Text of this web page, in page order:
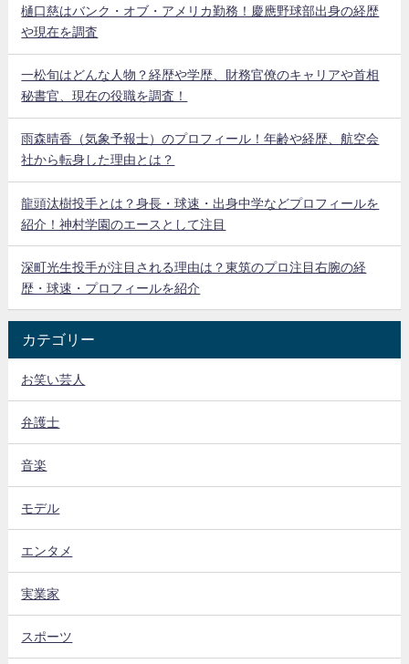
樋口慈はバンク・オブ・アメリカ勤務！慶應野球部出身の経歴
や現在を調査
一松旬はどんな人物？経歴や学歴、財務官僚のキャリアや首相
秘書官、現在の役職を調査！
雨森晴香（気象予報士）のプロフィール！年齢や経歴、航空会
社から転身した理由とは？
龍頭汰樹投手とは？身長・球速・出身中学などプロフィールを
紹介！神村学園のエースとして注目
深町光生投手が注目される理由は？東筑のプロ注目右腕の経
歴・球速・プロフィールを紹介
カテゴリー
お笑い芸人
弁護士
音楽
モデル
エンタメ
実業家
スポーツ